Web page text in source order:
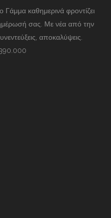
καθημερινά φροντίζει
σας. Με νέα από την
αποκαλύψεις.